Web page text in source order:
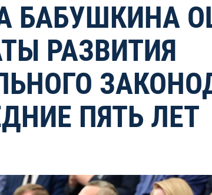
БАБУШКИНА
РАЗВИТИЯ
ПЯТЬ ЛЕТ